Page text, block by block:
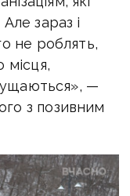
зараз і
не роблять,
місця,
—
з позивним